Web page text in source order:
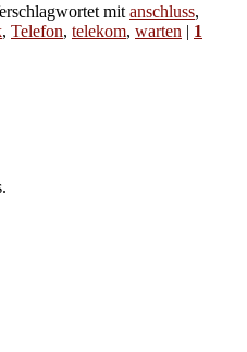
mit anschluss,
, Telefon, telekom, warten | 1